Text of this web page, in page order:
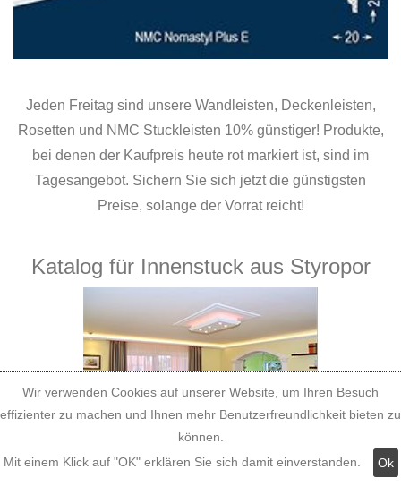
Jeden Freitag sind unsere Wandleisten, Deckenleisten,
Rosetten und NMC Stuckleisten 10% günstiger! Produkte,
bei denen der Kaufpreis heute rot markiert ist, sind im
Tagesangebot. Sichern Sie sich jetzt die günstigsten
Preise, solange der Vorrat reicht!
Katalog für Innenstuck aus Styropor
Wir verwenden Cookies auf unserer Website, um Ihren Besuch
effizienter zu machen und Ihnen mehr Benutzerfreundlichkeit bieten zu
können.
Mit einem Klick auf "OK" erklären Sie sich damit einverstanden.
Ok